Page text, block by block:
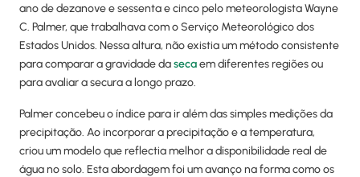
ano de dezanove e sessenta e cinco pelo meteorologista Wayne
C. Palmer, que trabalhava com o Serviço Meteorológico dos
Estados Unidos. Nessa altura, não existia um método consistente
para comparar a gravidade dasecaem diferentes regiões ou
para avaliar a secura a longo prazo.
Palmer concebeu o índice para ir além das simples medições da
precipitação. Ao incorporar a precipitação e a temperatura,
criou um modelo que reflectia melhor a disponibilidade real de
água no solo. Esta abordagem foi um avanço na forma como os